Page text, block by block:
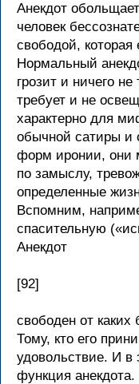
Анекдот
человек
свободой, которая
Нормальный
грозит и ничего
требует и не
характерно для
обычной сатиры и
форм иронии, они
по замыслу,
определенные
Вспомним,
спасительную
Анекдот
[92]
свободен от
Тому, кто его
удовольствие. И в
функция